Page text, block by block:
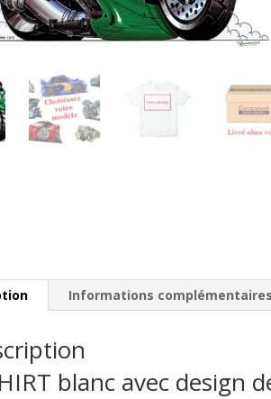
Informations complémentaires
blanc avec design